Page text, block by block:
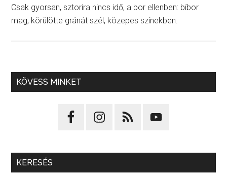
Csak gyorsan, sztorira nincs idő, a bor ellenben: bíbor
mag, körülötte gránát szél, közepes színekben.
KÖVESS MINKET
KERESÉS